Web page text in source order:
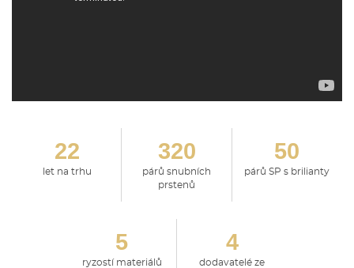
22
let na trhu
320
párů snubních
prstenů
50
párů SP s brilianty
5
ryzostí materiálů
4
dodavatelé ze